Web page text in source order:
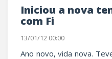
Iniciou a nova temporada do Café
com Fi
13/01/12 00:00
Ano novo, vida nova.